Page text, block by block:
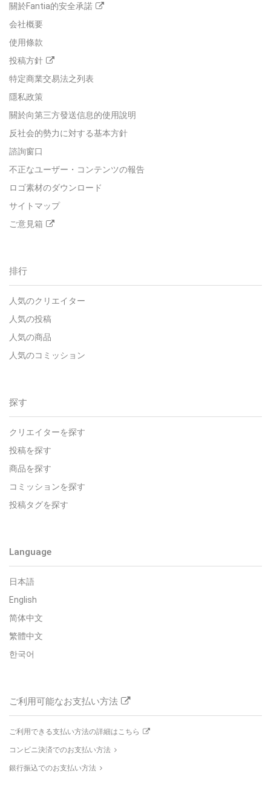
關於Fantia的安全承諾
会社概要
使用條款
投稿方針
特定商業交易法之列表
隱私政策
關於向第三方發送信息的使用說明
反社会的勢力に対する基本方針
諮詢窗口
不正なユーザー・コンテンツの報告
ロゴ素材のダウンロード
サイトマップ
ご意見箱
排行
人気のクリエイター
人気の投稿
人気の商品
人気のコミッション
探す
クリエイターを探す
投稿を探す
商品を探す
コミッションを探す
投稿タグを探す
Language
日本語
English
简体中文
繁體中文
한국어
ご利用可能なお支払い方法
ご利用できる支払い方法の詳細はこちら
コンビニ決済でのお支払い方法
銀行振込でのお支払い方法